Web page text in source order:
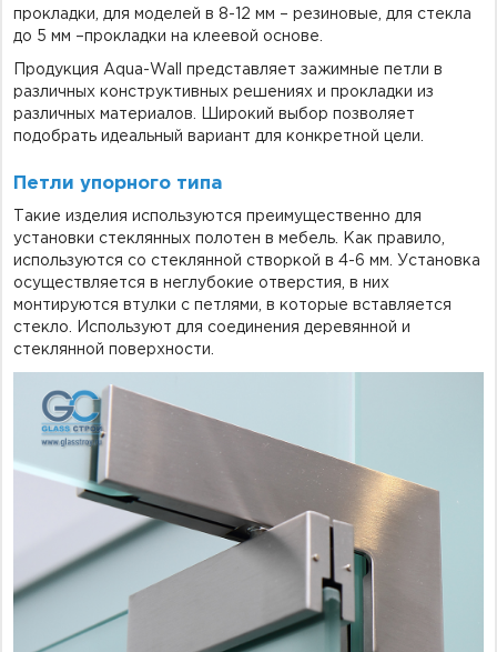
прокладки, для моделей в 8-12 мм – резиновые, для стекла
до 5 мм –прокладки на клеевой основе.
Продукция Aqua-Wall представляет зажимные петли в
различных конструктивных решениях и прокладки из
различных материалов. Широкий выбор позволяет
подобрать идеальный вариант для конкретной цели.
Петли упорного типа
Такие изделия используются преимущественно для
установки стеклянных полотен в мебель. Как правило,
используются со стеклянной створкой в 4-6 мм. Установка
осуществляется в неглубокие отверстия, в них
монтируются втулки с петлями, в которые вставляется
стекло. Используют для соединения деревянной и
стеклянной поверхности.